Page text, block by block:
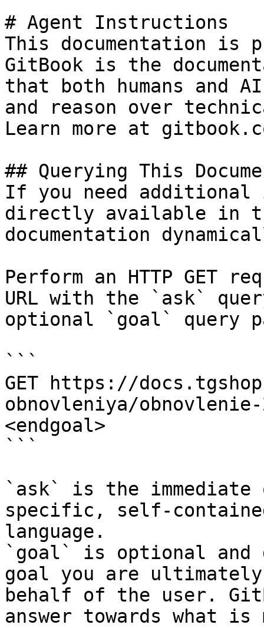
# Agent Instructions
This documentation is
GitBook is the
that both humans and
and reason over
Learn more at
## Querying This
If you need
directly available in
documentation
Perform an HTTP GET
URL with the `ask`
optional `goal` query
```
GET https://
obnovleniya/obnovlenie-
<endgoal>
```
`ask` is the
specific, self-
language.
`goal` is optional and
goal you are
behalf of the user.
answer towards what